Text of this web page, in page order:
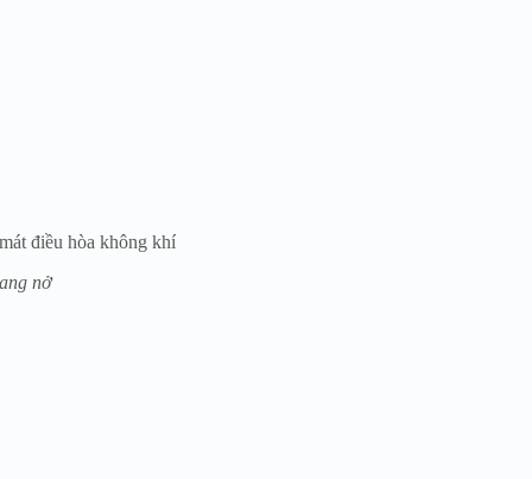
điều hòa không khí
nở